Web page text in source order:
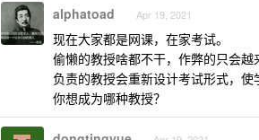
alphatoad Apr 19, 2021
现在大家都是网课，在家考试。
偷懒的教授啥都不干，作弊的只会越
负责的教授会重新设计考试形式，使
你想成为哪种教授？